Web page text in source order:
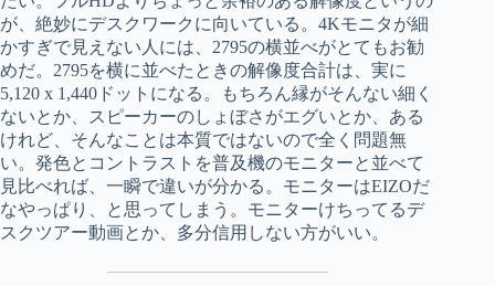
が、絶妙にデスクワークに向いている。4Kモニタが細
かすぎで見えない人には、2795の横並べがとてもお勧
めだ。2795を横に並べたときの解像度合計は、実に
5,120 x 1,440ドットになる。もちろん縁がそんない細く
ないとか、スピーカーのしょぼさがエグいとか、ある
けれど、そんなことは本質ではないので全く問題無
い。発色とコントラストを普及機のモニターと並べて
見比べれば、一瞬で違いが分かる。モニターはEIZOだ
なやっぱり、と思ってしまう。モニターけちってるデ
スクツアー動画とか、多分信用しない方がいい。